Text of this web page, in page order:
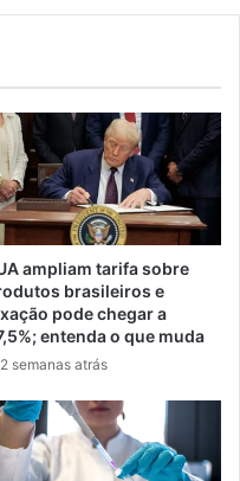
ampliam tarifa sobre
brasileiros e
pode chegar a
entenda o que muda
2 semanas atrás